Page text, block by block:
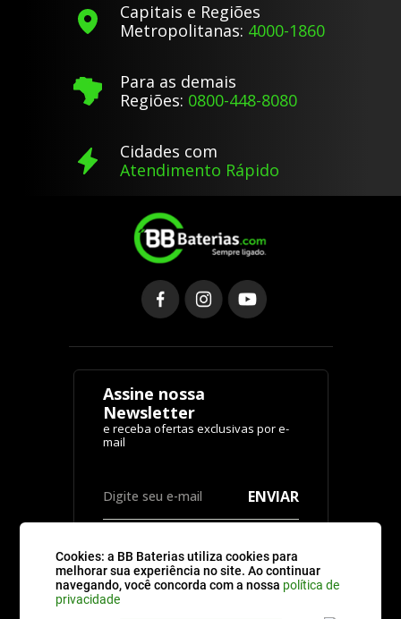
Cookies: a BB Baterias utiliza cookies para
melhorar sua experiência no site. Ao continuar
navegando, você concorda com a nossa política de
privacidade
Capitais e Regiões
Metropolitanas: 4000-1860
Para as demais
Regiões: 0800-448-8080
Cidades com
Atendimento Rápido
Assine nossa
Newsletter
ENVIAR
CATEGORIAS